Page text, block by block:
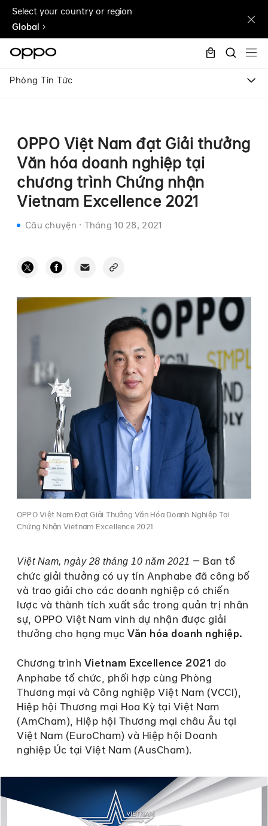
Select your country or region
Global
Phòng Tin Tức
OPPO Việt Nam đạt Giải thưởng
Văn hóa doanh nghiệp tại
chương trình Chứng nhận
Vietnam Excellence 2021
Câu chuyện · Tháng 10 28, 2021
OPPO Việt Nam Đạt Giải Thưởng Văn Hóa Doanh Nghiệp Tại
Chứng Nhận Vietnam Excellence 2021
Việt Nam, ngày 28 tháng 10 năm 2021 – Ban tổ
chức giải thưởng có uy tín Anphabe đã công bố
và trao giải cho các doanh nghiệp có chiến
lược và thành tích xuất sắc trong quản trị nhân
sự, OPPO Việt Nam vinh dự nhận được giải
thưởng cho hạng mục Văn hóa doanh nghiệp.
Chương trình Vietnam Excellence 2021 do
Anphabe tổ chức, phối hợp cùng Phòng
Thương mại và Công nghiệp Việt Nam (VCCI),
Hiệp hội Thương mại Hoa Kỳ tại Việt Nam
(AmCham), Hiệp hội Thương mại châu Âu tại
Việt Nam (EuroCham) và Hiệp hội Doanh
nghiệp Úc tại Việt Nam (AusCham).